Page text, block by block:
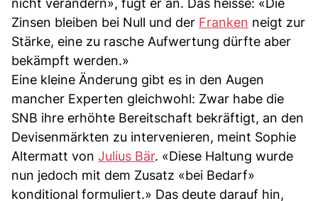
nicht verändern», fügt er an. Das heisse: «Die
Zinsen bleiben bei Null und der Franken neigt zur
Stärke, eine zu rasche Aufwertung dürfte aber
bekämpft werden.»
Eine kleine Änderung gibt es in den Augen
mancher Experten gleichwohl: Zwar habe die
SNB ihre erhöhte Bereitschaft bekräftigt, an den
Devisenmärkten zu intervenieren, meint Sophie
Altermatt von Julius Bär. «Diese Haltung wurde
nun jedoch mit dem Zusatz «bei Bedarf»
konditional formuliert.» Das deute darauf hin,